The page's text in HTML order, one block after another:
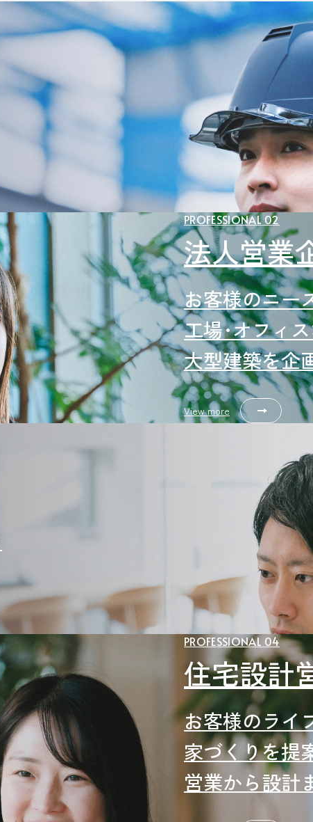
PROFESSIONAL 02
法人営業
お客様のニー
工場･オフィ
大型建築を企
View more
PROFESSIONAL 04
住宅設計
お客様のライ
家づくりを提
営業から設計